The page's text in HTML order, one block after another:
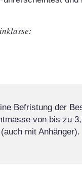
Befristung der
von bis zu
mit Anhänger).